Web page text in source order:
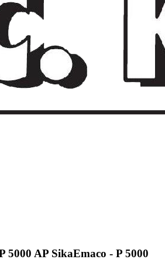
5000 AP SikaEmaco - P 5000